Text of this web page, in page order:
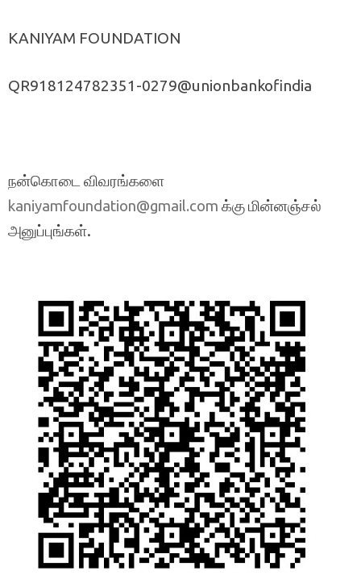
KANIYAM FOUNDATION
QR918124782351-0279@unionbankofindia
நன்கொடை விவரங்களை
kaniyamfoundation@gmail.com க்கு மின்னஞ்சல்
அனுப்புங்கள்.